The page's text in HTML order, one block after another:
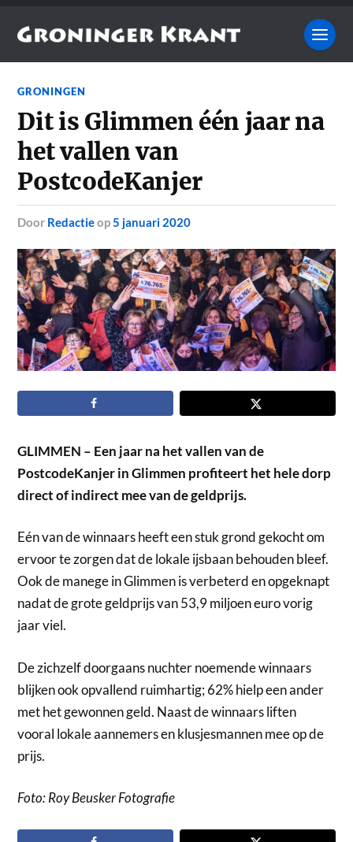
GRONINGEN
Dit is Glimmen één jaar na
het vallen van
PostcodeKanjer
door Redactieop5 januari 2020
GLIMMEN – Een jaar na het vallen van de
PostcodeKanjer in Glimmen profiteert het hele dorp
direct of indirect mee van de geldprijs.
Eén van de winnaars heeft een stuk grond gekocht om
ervoor te zorgen dat de lokale ijsbaan behouden bleef.
Ook de manege in Glimmen is verbeterd en opgeknapt
nadat de grote geldprijs van 53,9 miljoen euro vorig
jaar viel.
De zichzelf doorgaans nuchter noemende winnaars
blijken ook opvallend ruimhartig; 62% hielp een ander
met het gewonnen geld. Naast de winnaars liften
vooral lokale aannemers en klusjesmannen mee op de
prijs.
Foto: Roy Beusker Fotografie